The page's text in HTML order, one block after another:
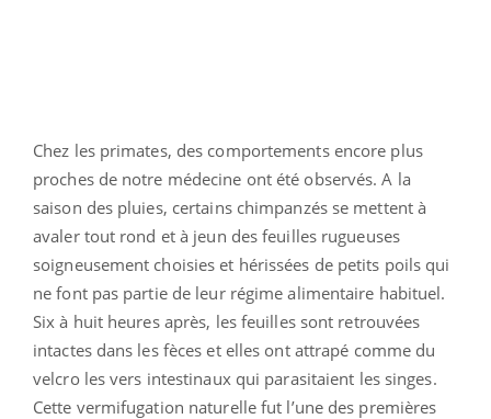
Chez les primates, des comportements encore plus
proches de notre médecine ont été observés. A la
saison des pluies, certains chimpanzés se mettent à
avaler tout rond et à jeun des feuilles rugueuses
soigneusement choisies et hérissées de petits poils qui
ne font pas partie de leur régime alimentaire habituel.
Six à huit heures après, les feuilles sont retrouvées
intactes dans les fèces et elles ont attrapé comme du
velcro les vers intestinaux qui parasitaient les singes.
Cette vermifugation naturelle fut l’une des premières